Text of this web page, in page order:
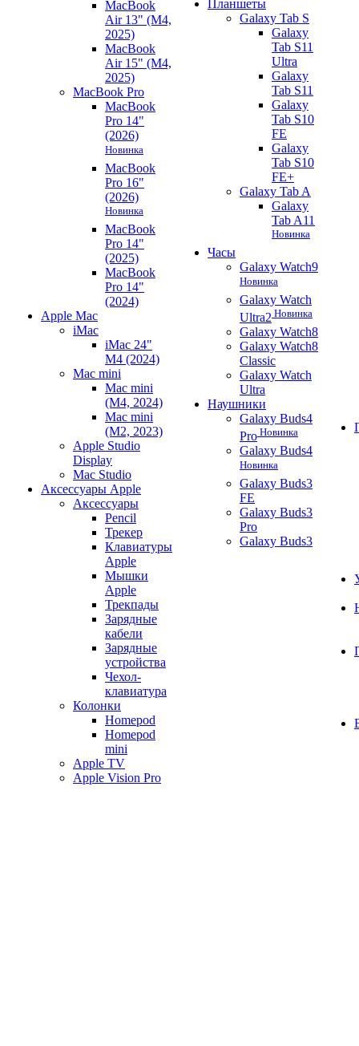
MacBook
Air 13" (M4,
2025)
MacBook
Air 15" (M4,
2025)
MacBook Pro
MacBook
Pro 14"
(2026)
Новинка
MacBook
Pro 16"
(2026)
Новинка
MacBook
Pro 14"
(2025)
MacBook
Pro 14"
(2024)
Apple Mac
iMac
iMac 24"
M4 (2024)
Mac mini
Mac mini
(M4, 2024)
Mac mini
(M2, 2023)
Apple Studio
Display
Mac Studio
Аксессуары Apple
Аксессуары
Pencil
Трекер
Клавиатуры
Apple
Мышки
Apple
Трекпады
Зарядные
кабели
Зарядные
устройства
Чехол-
клавиатура
Колонки
Homepod
Homepod
mini
Apple TV
Apple Vision Pro
Планшеты
Galaxy Tab S
Galaxy
Tab S11
Ultra
Galaxy
Tab S11
Galaxy
Tab S10
FE
Galaxy
Tab S10
FE+
Galaxy Tab A
Galaxy
Tab A11
Новинка
Часы
Galaxy Watch9
Новинка
Galaxy Watch
Ultra2 Новинка
Galaxy Watch8
Galaxy Watch8
Classic
Galaxy Watch
Ultra
Наушники
Galaxy Buds4
Pro Новинка
Galaxy Buds4
Новинка
Galaxy Buds3
FE
Galaxy Buds3
Pro
Galaxy Buds3